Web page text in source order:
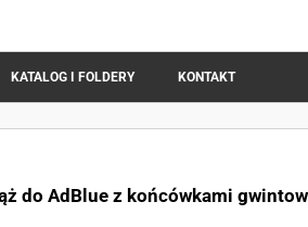
KATALOG I FOLDERY KONTAKT
do AdBlue z końcówkami